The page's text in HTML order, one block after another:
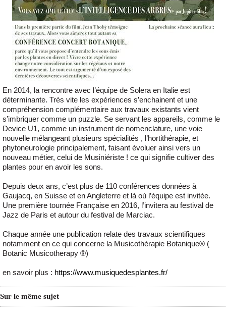
En 2014, la rencontre avec l’équipe de Solera en Italie est
déterminante. Très vite les expériences s’enchainent et une
compréhension complémentaire aux travaux existants vient
s’imbriquer comme un puzzle. Se servant les appareils, comme le
Device U1, comme un instrument de nomenclature, une voie
nouvelle mélangeant plusieurs spécialités , l’hortithérapie, et
phytoneurologie principalement, faisant évoluer ainsi vers un
nouveau métier, celui de Musiniériste ! ce qui signifie cultiver des
plantes pour en avoir les sons.
Depuis deux ans, c’est plus de 110 conférences données à
Gaujacq, en Suisse et en Angleterre et là où l’équipe est invitée.
Une première tournée Française en 2016, l’invitera au festival de
Jazz de Paris et autour du festival de Marciac.
Chaque année une publication relate des travaux scientifiques
notamment en ce qui concerne la Musicothérapie Botanique® (
Botanic Musicotherapy ®)
en savoir plus : https://www.musiquedesplantes.fr/
Sur le même sujet